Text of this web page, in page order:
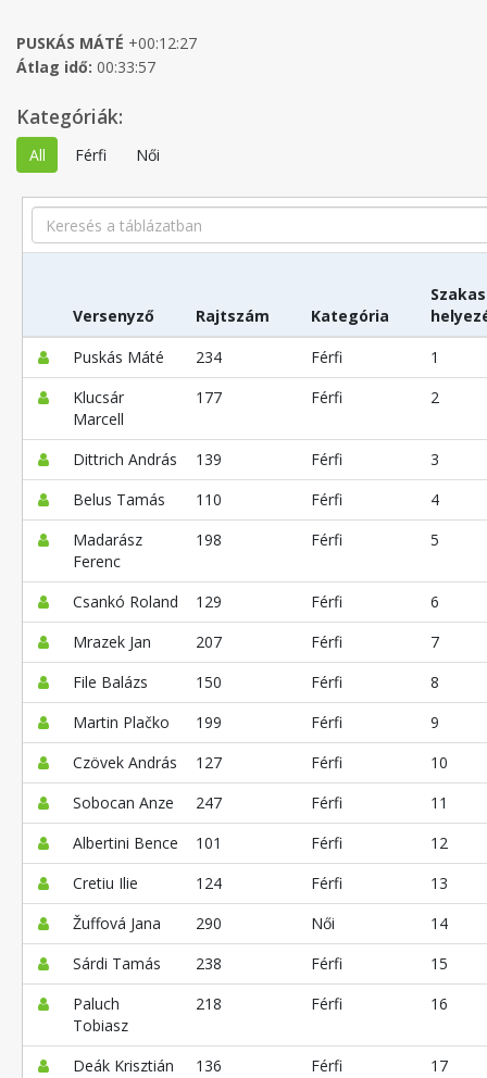
PUSKÁS MÁTÉ +00:12:27
Átlag idő: 00:33:57
Kategóriák:
All Férfi Női
Search
Versenyző Rajtszám Kategória
Puskás Máté
234 Férfi
1
Klucsár
Marcell
177 Férfi 2
Dittrich András 139 Férfi
3
Belus Tamás
110 Férfi
4
Madarász
Ferenc
198 Férfi 5
Csankó Roland 129 Férfi
6
Mrazek Jan
207 Férfi
7
File Balázs
150 Férfi
8
Martin Plačko
199 Férfi
9
Czövek András
127 Férfi
10
Sobocan Anze
247 Férfi
11
Albertini Bence
101 Férfi
12
Cretiu Ilie
124 Férfi
13
Žuffová Jana
290 Női
14
Sárdi Tamás
238 Férfi
15
Paluch
Tobiasz
218 Férfi 16
Deák Krisztián 136 Férfi
17